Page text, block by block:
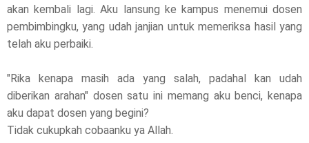
akan kembali lagi. Aku lansung ke kampus menemui dosen
pembimbingku, yang udah janjian untuk memeriksa hasil yang
telah aku perbaiki.
"Rika kenapa masih ada yang salah, padahal kan udah
diberikan arahan" dosen satu ini memang aku benci, kenapa
aku dapat dosen yang begini?
Tidak cukupkah cobaanku ya Allah.